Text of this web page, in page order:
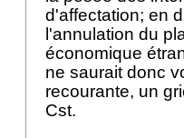
d'affectation; en
l'annulation du
économique
ne saurait donc
recourante, un
Cst.